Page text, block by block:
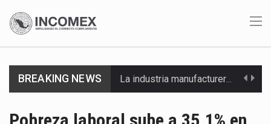
BREAKING NEWS Las métricas tradicionales de los parques industriales —absorción, ocupación y metros cuadrados desarrollados— resultan insuficientes…